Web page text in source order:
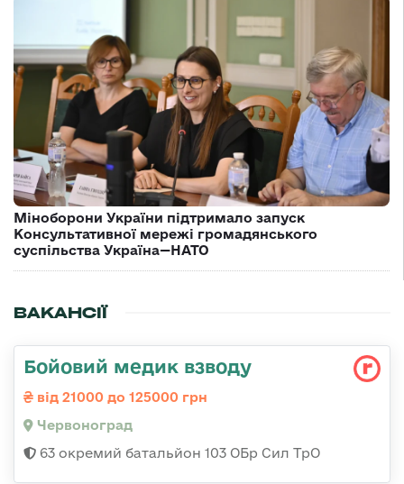
Міноборони України підтримало запуск
Консультативної мережі громадянського
суспільства Україна—НАТО
ВАКАНСІЇ
Бойовий медик взводу
від 21000 до 125000 грн
Червоноград
63 окремий батальйон 103 ОБр Сил ТрО